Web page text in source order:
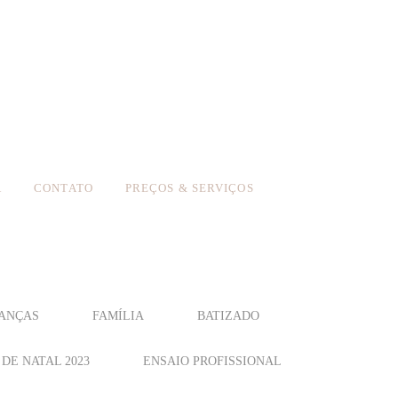
CONTATO PREÇOS & SERVIÇOS
FAMÍLIA BATIZADO
NATAL 2023 ENSAIO PROFISSIONAL